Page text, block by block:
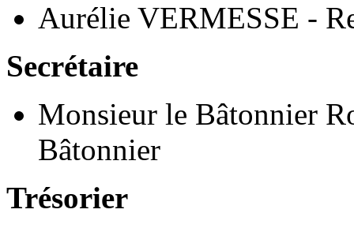
Aurélie VERMESSE -
Secrétaire
Monsieur le Bâtonnier
Bâtonnier
Trésorier